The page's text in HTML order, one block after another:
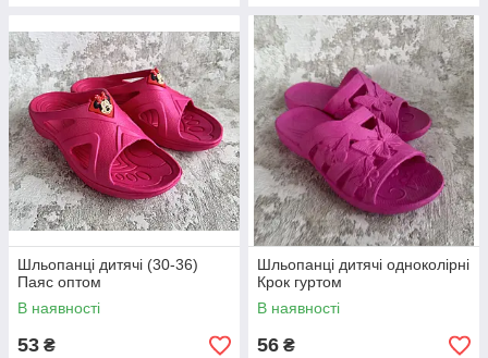
Шльопанці дитячі (30-36)
Паяс оптом
В наявності
53 ₴
Шльопанці дитячі одноколірні
Крок гуртом
В наявності
56 ₴